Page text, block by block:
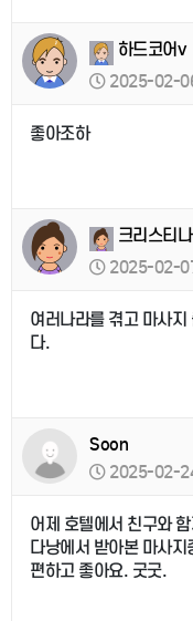
하드코어v
2025-02-
좋아조하
크리스티
2025-02-
여러나라를 겪고 마사
다.
Soon
2025-02-
어제 호텔에서 친구와
다낭에서 받아본 마사
편하고 좋아요. 굿굿.